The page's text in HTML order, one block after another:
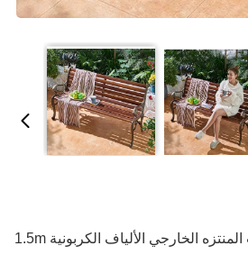
1.5m الألومنيوم المصبوب المنتزه الخارجي الألياف الكربونية